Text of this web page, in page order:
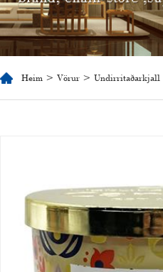
Heim > Vörur > Undirritaðarkjall